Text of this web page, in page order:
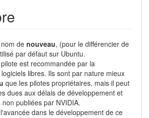
denouveau, (pour le différencier de
par défaut sur Ubuntu.
est recommandée par la
libres. Ils sont par nature mieux
que les pilotes propriétaires, mais il peut
dues aux délais de développement et
publiées par NVIDIA.
dans le développement de ce